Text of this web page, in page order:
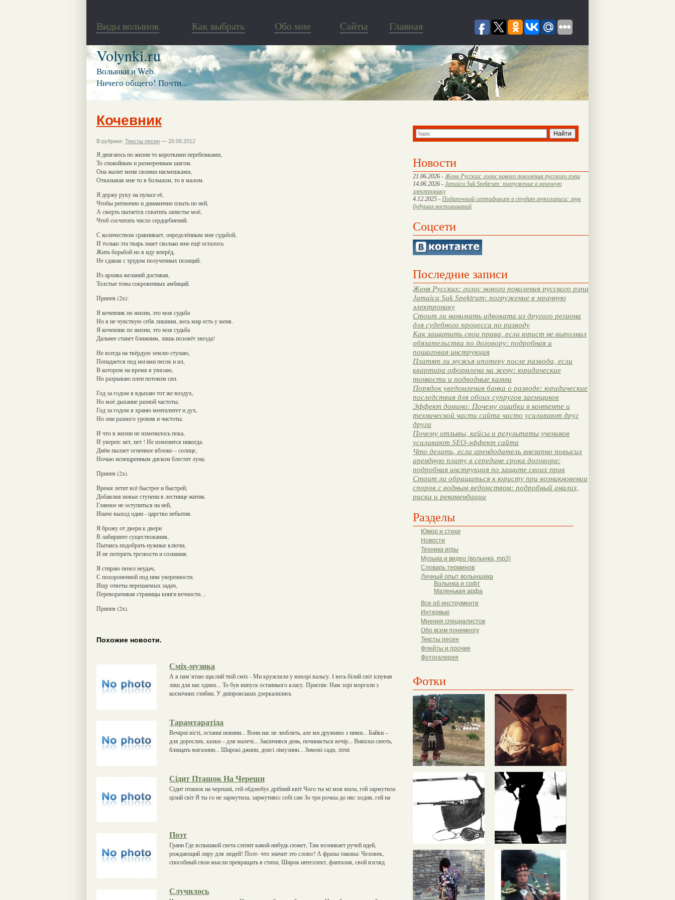
Виды волынок Как выбрать Обо мне Cайты Главная
Volynki.ru
Волынки и Web.
Ничего общего! Почти...
Новости
21.06.2026 - Женя Русских: голос нового поколения русского рэпа
14.06.2026 - Jamaica Suk Spektrum: погружение в мрачную
электронику
4.12.2025 - Подарочный сертификат в студию звукозаписи: звук
будущих воспоминаний
Соцсети
Последние записи
Женя Русских: голос нового поколения русского рэпа
Jamaica Suk Spektrum: погружение в мрачную
электронику
Стоит ли нанимать адвоката из другого региона
для судебного процесса по разводу
Как защитить свои права, если юрист не выполнил
обязательства по договору: подробная и
пошаговая инструкция
Платят ли мужья ипотеку после развода, если
квартира оформлена на жену: юридические
тонкости и подводные камни
Порядок уведомления банка о разводе: юридические
последствия для обоих супругов заемщиков
Эффект домино: Почему ошибки в контенте и
технической части сайта часто усиливают друг
друга
Почему отзывы, кейсы и результаты учеников
усиливают SEO-эффект сайта
Что делать, если арендодатель внезапно повысил
арендную плату в середине срока договора:
подробная инструкция по защите своих прав
Стоит ли обращаться к юристу при возникновении
споров с водным ведомством: подробный анализ,
риски и рекомендации
Разделы
Юмор и стихи
Новости
Техника игры
Музыка и видео (волынка, mp3)
Словарь терминов
Личный опыт волынщика
Волынка и софт
Маленькая арфа
Все об инструменте
Интервью
Мнения специалистов
Обо всем понемногу
Тексты песен
Флейты и прочие
Фотогалерея
Фотки
Кочевник
В рубрике: Тексты песен — 20.09.2012
Я двигаюсь по жизни то короткими перебежками,
То спокойным и размеренным шагом.
Она жалит меня своими насмешками,
Отказывая мне то в большом, то в малом.
Я держу руку на пульсе её,
Чтобы ритмично и динамично плыть по ней,
А смерть пытается схватить запястье моё,
Чтоб сосчитать число сердцебиений.
С количеством сравнивает, определённым мне судьбой,
И только эта тварь знает сколько мне ещё осталось
Жить борьбой но я иду вперёд,
Не сдавая с трудом полученных позиций.
Из архива желаний доставая,
Толстые тома сокровенных амбиций.
Припев (2х):
Я кочевник по жизни, это моя судьба
Но я не чувствую себя лишним, весь мир есть у меня.
Я кочевник по жизни, это моя судьба
Дальнее станет ближним, лишь позовёт звезда!
Не всегда на твёрдую землю ступаю,
Попадается под ногами песок и ил,
В котором на время я увязаю,
Но разрываю плен потоком сил.
Год за годом я вдыхаю тот же воздух,
Но моё дыхание разной частоты.
Год за годом я храню менталитет и дух,
Но они разного уровня и чистоты.
И что в жизни не изменилось пока,
И уверен: нет, нет ! Не изменится никогда.
Днём пылает огненное яблоко – солнце,
Ночью испещренным диском блестит луна.
Припев (2х).
Время летит всё быстрее и быстрей,
Добавляя новые ступени в лестнице жития.
Главное не оступиться на ней,
Иначе выход один - царство небытия.
Я брожу от двери к двери
В лабиринте существования,
Пытаясь подобрать нужные ключи,
И не потерять трезвости и сознания.
Я стираю пепел неудач,
С похороненной под ним уверенности.
Ищу ответы нерешаемых задач,
Переворачивая страницы книги вечности…
Припев (2х).
Похожие новости.
Сміх-музика
А я пам’ятаю щаслий твiй смiх - Ми кружляли у вихорi вальсу. I весь бiлий свiт iснував
лиш для нас одних... То був випуск останнього класу. Приспiв: Нам зорi моргали з
космiчних глибин, У днiпровських дзеркалились
Тарамтаратіда
Вечірні вісті, останні новини... Вони нас не люблять, але ми дружимо з ними... Байки –
для дорослих, казки – для малечі... Закінчився день, починається вечір... Вивіски сяють,
блищать магазини... Широкі джипи, довгі лімузини... Зимові сади, літні
Сідит Пташок На Черешн
Сідит пташок на черешні, гей обдзюбує дрібний квіт Чого ты мі моя мила, гей зармутила
цілий світ Я ты го не зармутила, зармутивєс собі сам Зо три рочкы до няс ходив, гей на
Поэт
Грани Где вспышкой света слепит какой-нибудь сюжет, Там возникает ручей идей,
рождающий лиру для людей! Поэт- что значит это слово? А фразы таковы: Человек,
способный свои мысли превращать в стихи, Широк интеллект, фантазия, свой взгляд
Случилось